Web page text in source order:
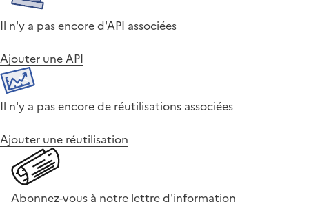
Il n'y a pas encore d'API associées
Ajouter une API
Il n'y a pas encore de réutilisations associées
Ajouter une réutilisation
Abonnez-vous à notre lettre d'information